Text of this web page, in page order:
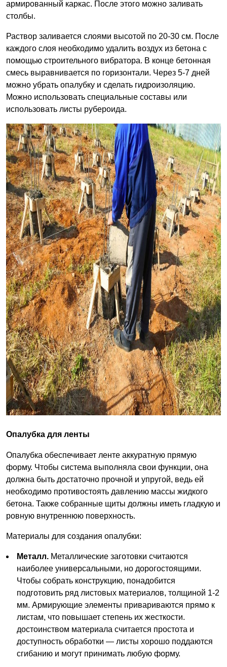
армированный каркас. После этого можно заливать
столбы.
Раствор заливается слоями высотой по 20-30 см. После
каждого слоя необходимо удалить воздух из бетона с
помощью строительного вибратора. В конце бетонная
смесь выравнивается по горизонтали. Через 5-7 дней
можно убрать опалубку и сделать гидроизоляцию.
Можно использовать специальные составы или
использовать листы рубероида.
Опалубка для ленты
Опалубка обеспечивает ленте аккуратную прямую
форму. Чтобы система выполняла свои функции, она
должна быть достаточно прочной и упругой, ведь ей
необходимо противостоять давлению массы жидкого
бетона. Также собранные щиты должны иметь гладкую и
ровную внутреннюю поверхность.
Материалы для создания опалубки:
Металл. Металлические заготовки считаются
наиболее универсальными, но дорогостоящими.
Чтобы собрать конструкцию, понадобится
подготовить ряд листовых материалов, толщиной 1-2
мм. Армирующие элементы привариваются прямо к
листам, что повышает степень их жесткости.
достоинством материала считается простота и
доступность обработки — листы хорошо поддаются
сгибанию и могут принимать любую форму.